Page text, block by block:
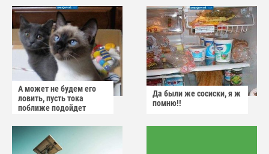
А может не будем его
ловить, пусть тока
поближе подойдет
Да были же сосиски, я ж
помню!!